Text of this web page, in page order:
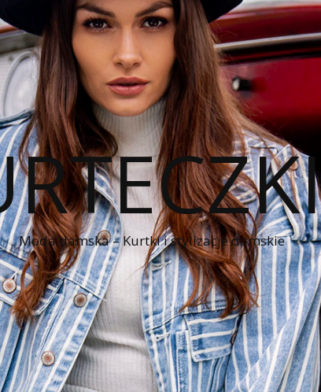
Moda damska – Kurtki i stylizacje damskie